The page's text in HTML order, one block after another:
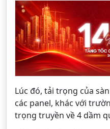
Lúc đó, tải trọng của
các panel, khác với
trọng truyền về 4 dầm